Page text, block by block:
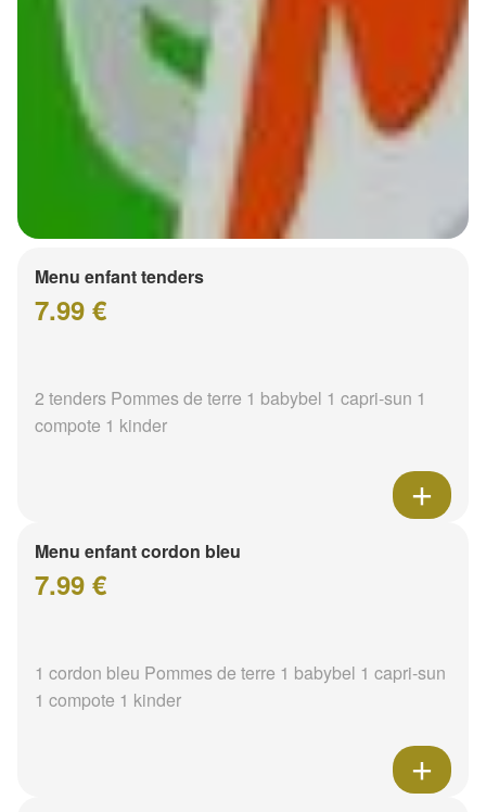
Menu enfant tenders
7.99 €
2 tenders Pommes de terre 1 babybel 1 capri-sun 1
compote 1 kinder
Menu enfant cordon bleu
7.99 €
1 cordon bleu Pommes de terre 1 babybel 1 capri-sun
1 compote 1 kinder